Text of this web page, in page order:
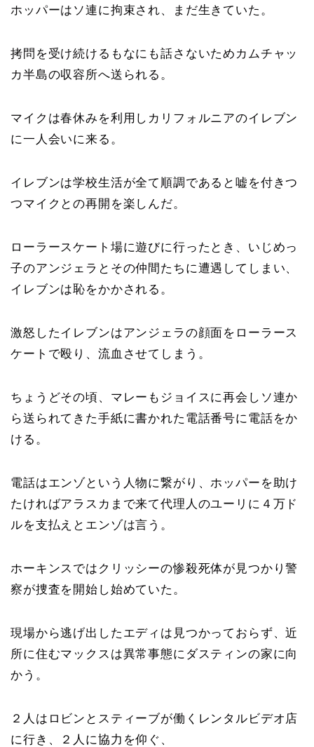
ホッパーはソ連に拘束され、まだ生きていた。
拷問を受け続けるもなにも話さないためカムチャッ
カ半島の収容所へ送られる。
マイクは春休みを利用しカリフォルニアのイレブン
に一人会いに来る。
イレブンは学校生活が全て順調であると嘘を付きつ
つマイクとの再開を楽しんだ。
ローラースケート場に遊びに行ったとき、いじめっ
子のアンジェラとその仲間たちに遭遇してしまい、
イレブンは恥をかかされる。
激怒したイレブンはアンジェラの顔面をローラース
ケートで殴り、流血させてしまう。
ちょうどその頃、マレーもジョイスに再会しソ連か
ら送られてきた手紙に書かれた電話番号に電話をか
ける。
電話はエンゾという人物に繋がり、ホッパーを助け
たければアラスカまで来て代理人のユーリに４万ド
ルを支払えとエンゾは言う。
ホーキンスではクリッシーの惨殺死体が見つかり警
察が捜査を開始し始めていた。
現場から逃げ出したエディは見つかっておらず、近
所に住むマックスは異常事態にダスティンの家に向
かう。
２人はロビンとスティーブが働くレンタルビデオ店
に行き、２人に協力を仰ぐ、